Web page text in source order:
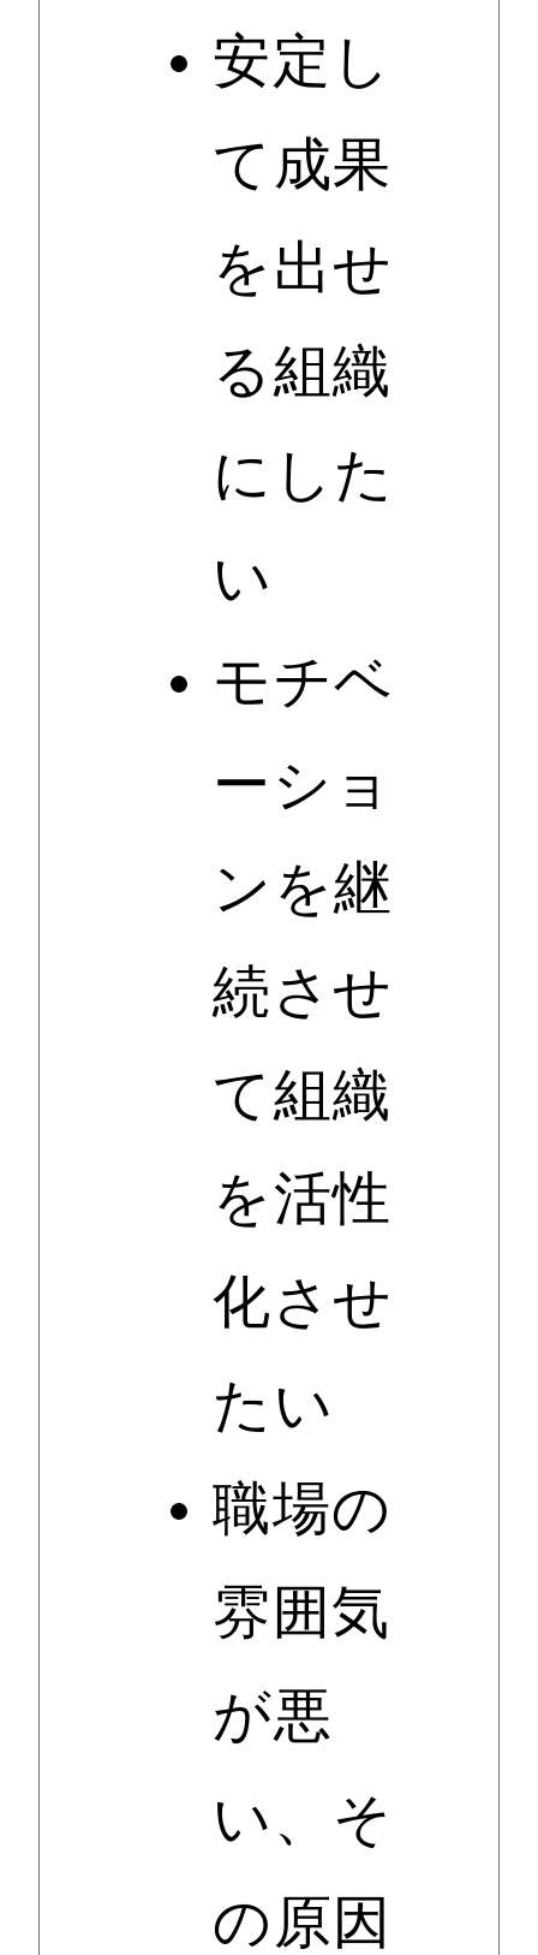
安定し
て成果
を出せ
る組織
にした
い
モチベ
ーショ
ンを継
続させ
て組織
を活性
化させ
たい
職場の
雰囲気
が悪
い、そ
の原因